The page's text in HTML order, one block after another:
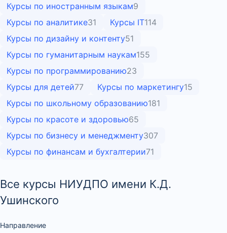
Курсы по иностранным языкам9
Курсы по аналитике31 Курсы IT114
Курсы по дизайну и контенту51
Курсы по гуманитарным наукам155
Курсы по программированию23
Курсы для детей77 Курсы по маркетингу15
Курсы по школьному образованию181
Курсы по красоте и здоровью65
Курсы по бизнесу и менеджменту307
Курсы по финансам и бухгалтерии71
Все курсы НИУДПО имени К.Д.
Ушинского
Направление